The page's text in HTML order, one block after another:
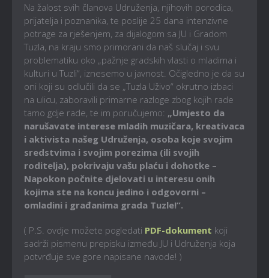
Na žalost svih članova Udruženja, njihovih porodica,
prijatelja i poznanika, te poslije 25 dana intenzivne
potrage za rješenjem, za dijalogom sa JU i Gradom
Tuzla, na kraju smo primorani da naš slučaj i svu
problematiku oko „pažnje gradskih vlasti o mladima i
kulturi u Tuzli“, iznesemo u javnost. Očigledno je da su
oni koji su odlučili da se „Tuzla Uživo“ okrutno izbaci
na ulicu, zaboravili primarne razloge zbog kojih rade
tamo gdje rade, te im poručujemo: „Umjesto da
narušavate interese mladih muzičara, kreativaca
i aktivista našeg Udruženja, osoba koje svojim
sredstvima i svojim porezima (ili svojih
roditelja), pokrivaju vašu plaću i dohotke –
Napokon počnite djelovati u interesu onih
kojima ste na koncu jedino i odgovorni –
omladini i građanima grada Tuzle!“.
( P.S. ovdje možete pogledati PDF-dokument koji
sadrži pismenu prepisku između JU i Udruženja koja
potvrđuje sve gore napisane navode! )